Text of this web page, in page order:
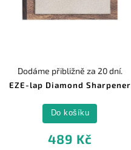
EZE-lap Diamond Sharpener
Dodáme přibližně za 20 dní.
489 Kč
Do košíku